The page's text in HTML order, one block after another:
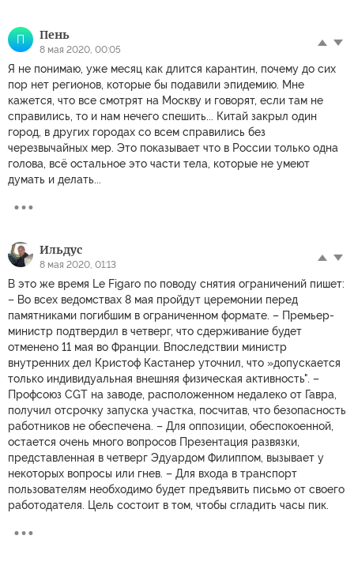
П Пень
8 мая 2020, 00:05
Я не понимаю, уже месяц как длится карантин, почему до сих
пор нет регионов, которые бы подавили эпидемию. Мне
кажется, что все смотрят на Москву и говорят, если там не
справились, то и нам нечего спешить... Китай закрыл один
город, в других городах со всем справились без
черезвычайных мер. Это показывает что в России только одна
голова, всё остальное это части тела, которые не умеют
думать и делать...
Ильдус
8 мая 2020, 01:13
В это же время Le Figaro по поводу снятия ограничений пишет:
– Во всех ведомствах 8 мая пройдут церемонии перед
памятниками погибшим в ограниченном формате. – Премьер-
министр подтвердил в четверг, что сдерживание будет
отменено 11 мая во Франции. Впоследствии министр
внутренних дел Кристоф Кастанер уточнил, что »допускается
только индивидуальная внешняя физическая активность". –
Профсоюз CGT на заводе, расположенном недалеко от Гавра,
получил отсрочку запуска участка, посчитав, что безопасность
работников не обеспечена. – Для оппозиции, обеспокоенной,
остается очень много вопросов Презентация развязки,
представленная в четверг Эдуардом Филиппом, вызывает у
некоторых вопросы или гнев. – Для входа в транспорт
пользователям необходимо будет предъявить письмо от своего
работодателя. Цель состоит в том, чтобы сгладить часы пик.